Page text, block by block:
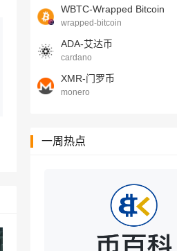
WBTC-Wrapped Bitcoin
wrapped-bitcoin
ADA-艾达币
cardano
XMR-门罗币
monero
一周热点